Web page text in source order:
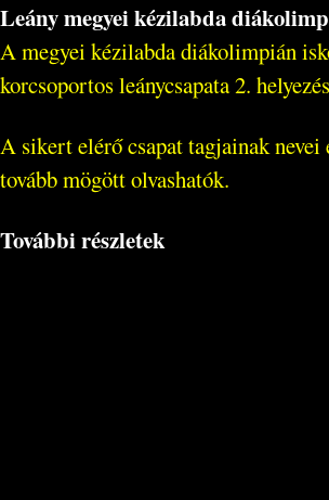
Leány megyei kézilabda
A megyei kézilabda diákolimpián
korcsoportos leánycsapata 2.
A sikert elérő csapat tagjainak nevei
tovább mögött olvashatók.
További részletek